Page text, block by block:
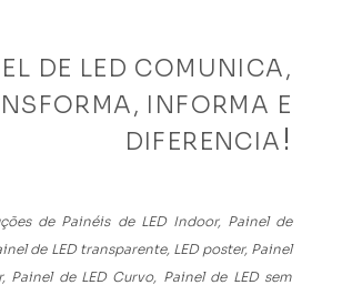
DE LED COMUNICA,
INFORMA E
DIFERENCIA !
de Painéis de LED Indoor, Painel de
de LED transparente, LED poster, Painel
Painel de LED Curvo, Painel de LED sem